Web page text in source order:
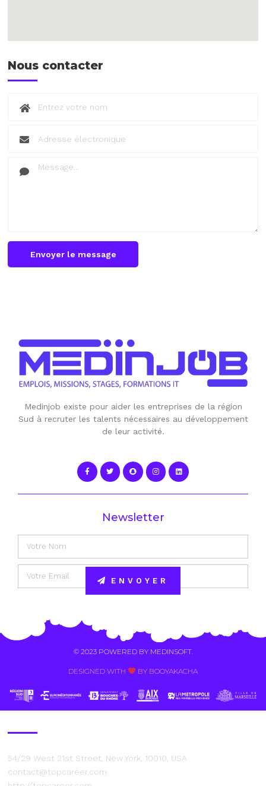
Nous contacter
Envoyer le message
Medinjob existe pour aider les entreprises de la région
Sud à recruter les talents nécessaires au développement
de leur activité.
Newsletter
ENVOYER
© 2023 POWERED BY MEDINSOFT.
DESIGNED WITH BY BOOYAKACHA​
54/29 West 21st Street, New York, 10010, USA
contact@topcareer.com